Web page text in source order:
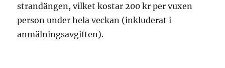
strandängen, vilket kostar 200 kr per vuxen
person under hela veckan (inkluderat i
anmälningsavgiften).